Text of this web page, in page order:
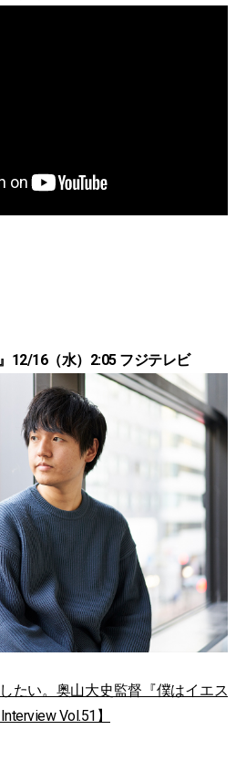
12/16（水）2:05 フジテレビ
たい。奥山大史監督『僕はイエス
Vol.51】